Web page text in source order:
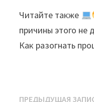
Читайте также
причины этого не
Как разогнать
ПРЕДЫДУЩАЯ